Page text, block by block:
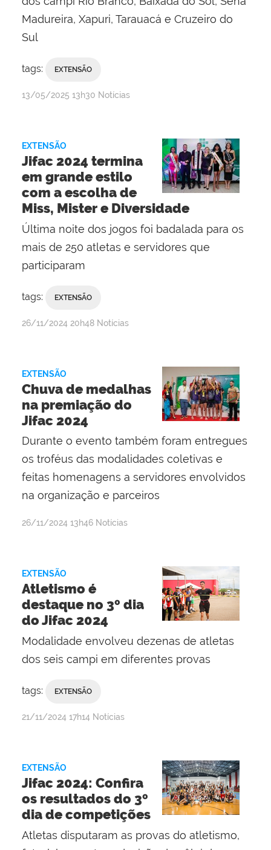
Madureira, Xapuri, Tarauacá e Cruzeiro do
Sul
tags: EXTENSÃO
por
publicado
13/05/2025 13h30 Notícias
EXTENSÃO
Jifac 2024 termina
em grande estilo
com a escolha de
Miss, Mister e Diversidade
Última noite dos jogos foi badalada para os
mais de 250 atletas e servidores que
participaram
tags: EXTENSÃO
por
Oliveira
publicado
26/11/2024 20h48 Notícias
EXTENSÃO
Chuva de medalhas
na premiação do
Jifac 2024
Durante o evento também foram entregues
os troféus das modalidades coletivas e
feitas homenagens a servidores envolvidos
na organização e parceiros
por
publicado
26/11/2024 13h46 Notícias
EXTENSÃO
Atletismo é
destaque no 3º dia
do Jifac 2024
Modalidade envolveu dezenas de atletas
dos seis campi em diferentes provas
tags: EXTENSÃO
por
publicado
21/11/2024 17h14 Notícias
EXTENSÃO
Jifac 2024: Confira
os resultados do 3º
dia de competições
Atletas disputaram as provas do atletismo,